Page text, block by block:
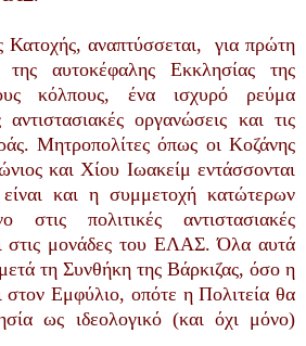
Κατοχής, αναπτύσσεται, για πρώτη
αυτοκέφαλης Εκκλησίας της
κόλπους, ένα ισχυρό ρεύμα
οργανώσεις και τις
Μητροπολίτες όπως οι Κοζάνης
και Χίου Ιωακείμ εντάσσονται
και η συμμετοχή κατώτερων
πολιτικές αντιστασιακές
στις μονάδες του ΕΛΑΣ. Όλα αυτά
τη Συνθήκη της Βάρκιζας, όσο η
στον Εμφύλιο, οπότε η Πολιτεία θα
ως ιδεολογικό (και όχι μόνο)